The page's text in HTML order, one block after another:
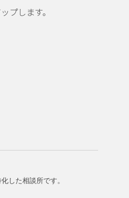
プします。
した相談所です。